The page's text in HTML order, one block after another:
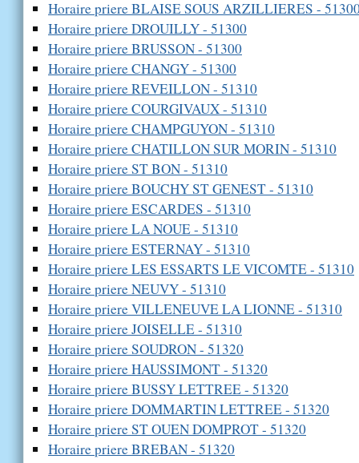
Horaire priere BLAISE SOUS ARZILLIERES -
Horaire priere DROUILLY - 51300
Horaire priere BRUSSON - 51300
Horaire priere CHANGY - 51300
Horaire priere REVEILLON - 51310
Horaire priere COURGIVAUX - 51310
Horaire priere CHAMPGUYON - 51310
Horaire priere CHATILLON SUR MORIN - 51310
Horaire priere ST BON - 51310
Horaire priere BOUCHY ST GENEST - 51310
Horaire priere ESCARDES - 51310
Horaire priere LA NOUE - 51310
Horaire priere ESTERNAY - 51310
Horaire priere LES ESSARTS LE VICOMTE - 51310
Horaire priere NEUVY - 51310
Horaire priere VILLENEUVE LA LIONNE - 51310
Horaire priere JOISELLE - 51310
Horaire priere SOUDRON - 51320
Horaire priere HAUSSIMONT - 51320
Horaire priere BUSSY LETTREE - 51320
Horaire priere DOMMARTIN LETTREE - 51320
Horaire priere ST OUEN DOMPROT - 51320
Horaire priere BREBAN - 51320